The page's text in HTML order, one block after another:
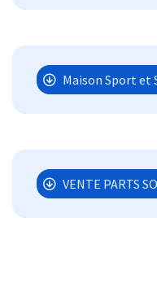
Maison Sport et
VENTE PARTS